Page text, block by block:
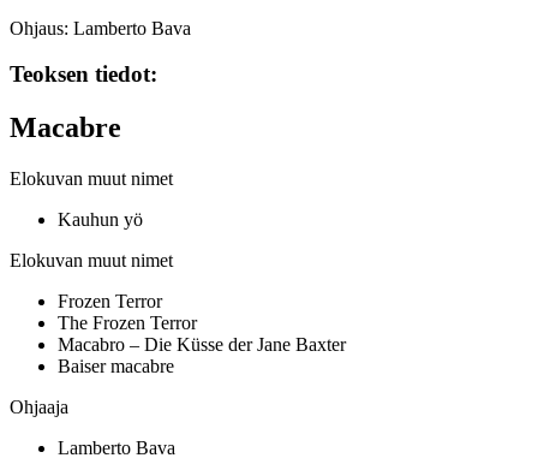
Ohjaus: Lamberto Bava
Teoksen tiedot:
Macabre
Elokuvan muut nimet
Kauhun yö
Elokuvan muut nimet
Frozen Terror
The Frozen Terror
Macabro – Die Küsse der Jane Baxter
Baiser macabre
Ohjaaja
Lamberto Bava